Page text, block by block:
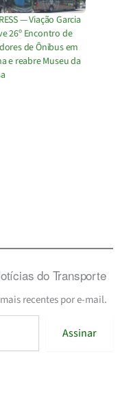
— Viação Garcia
26º Encontro de
de Ônibus em
e reabre Museu da
do Transporte
recentes por e-mail.
Assinar